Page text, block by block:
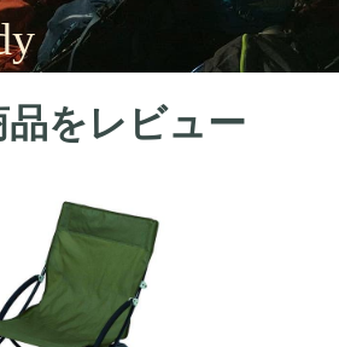
品をレビュー